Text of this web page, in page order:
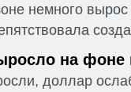
немного
на фоне
доллар